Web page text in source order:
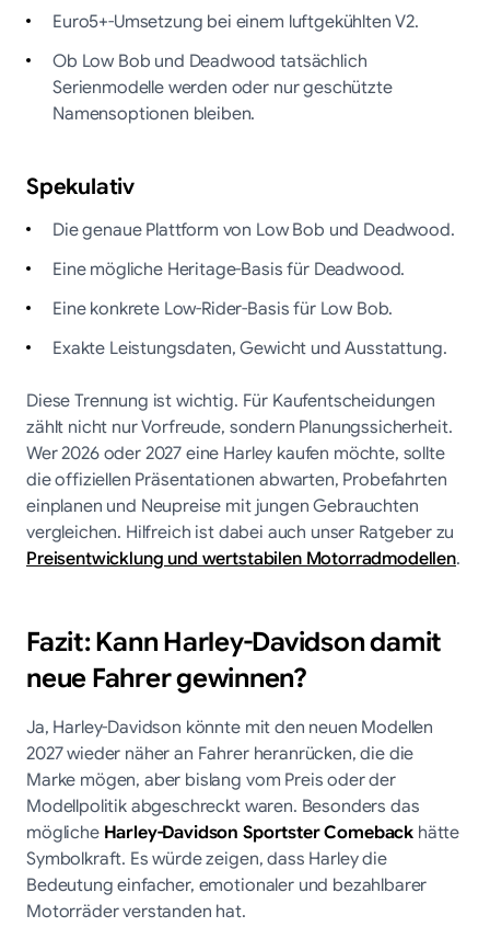
Euro5+-Umsetzung bei einem luftgekühlten V2.
Ob Low Bob und Deadwood tatsächlich
Serienmodelle werden oder nur geschützte
Namensoptionen bleiben.
Spekulativ
Die genaue Plattform von Low Bob und Deadwood.
Eine mögliche Heritage-Basis für Deadwood.
Eine konkrete Low-Rider-Basis für Low Bob.
Exakte Leistungsdaten, Gewicht und Ausstattung.
Diese Trennung ist wichtig. Für Kaufentscheidungen
zählt nicht nur Vorfreude, sondern Planungssicherheit.
Wer 2026 oder 2027 eine Harley kaufen möchte, sollte
die offiziellen Präsentationen abwarten, Probefahrten
einplanen und Neupreise mit jungen Gebrauchten
vergleichen. Hilfreich ist dabei auch unser Ratgeber zu
Preisentwicklung und wertstabilen Motorradmodellen.
Fazit: Kann Harley-Davidson damit
neue Fahrer gewinnen?
Ja, Harley-Davidson könnte mit den neuen Modellen
2027 wieder näher an Fahrer heranrücken, die die
Marke mögen, aber bislang vom Preis oder der
Modellpolitik abgeschreckt waren. Besonders das
möglicheHarley-Davidson Sportster Comebackhätte
Symbolkraft. Es würde zeigen, dass Harley die
Bedeutung einfacher, emotionaler und bezahlbarer
Motorräder verstanden hat.